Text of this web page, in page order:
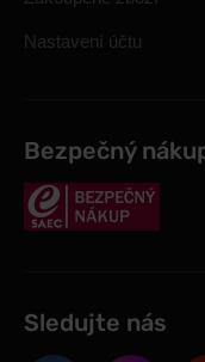
Nastavení účtu
Bezpečný
Sledujte nás